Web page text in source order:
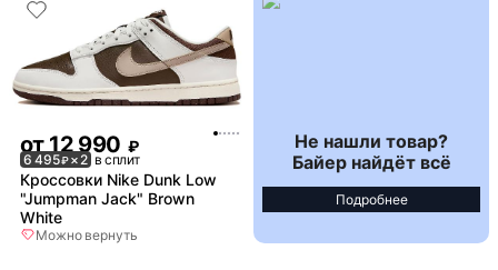
от 12 990 ₽
6 495₽× 2 в сплит
Кроссовки Nike Dunk Low
"Jumpman Jack" Brown
White
Можно вернуть
Не нашли товар?
Байер найдёт всё
Подробнее